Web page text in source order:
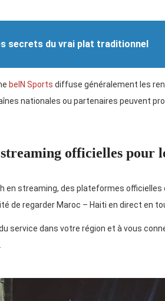
secrets du vrai plat traditionnel
beIN Sports diffuse généralement les
nationales ou partenaires peuvent
officielles pour
en streaming, des plateformes officielles
de regarder Maroc – Haiti en direct en
service dans votre région et à vous